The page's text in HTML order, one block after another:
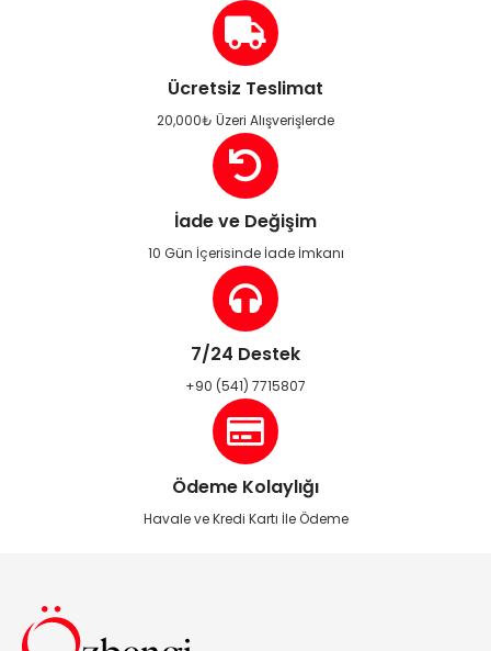
Ücretsiz Teslimat
20,000₺ Üzeri Alışverişlerde
İade ve Değişim
10 Gün İçerisinde İade İmkanı
7/24 Destek
+90 (541) 7715807
Ödeme Kolaylığı
Havale ve Kredi Kartı İle Ödeme